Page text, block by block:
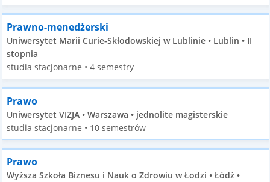
Prawno-menedżerski
Uniwersytet Marii Curie-Skłodowskiej w Lublinie • Lublin • II
stopnia
studia stacjonarne • 4 semestry
Prawo
Uniwersytet VIZJA • Warszawa • jednolite magisterskie
studia stacjonarne • 10 semestrów
Prawo
Wyższa Szkoła Biznesu i Nauk o Zdrowiu w Łodzi • Łódź •